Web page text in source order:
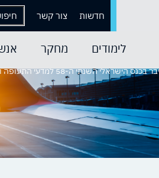
חדשות צור קשר
לימודים מחקר
השנתי ה-58 למדעי התעופה והחלל